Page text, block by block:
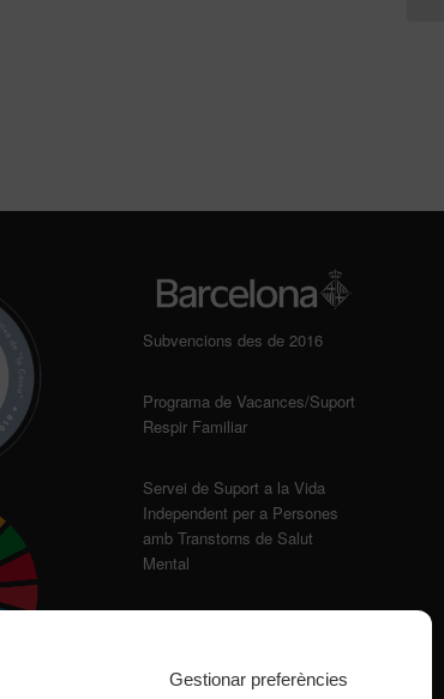
Gestionar preferències
Subvencions des de 2016
Programa de Vacances/Suport
Respir Familiar
Servei de Suport a la Vida
Independent per a Persones
amb Transtorns de Salut
Mental